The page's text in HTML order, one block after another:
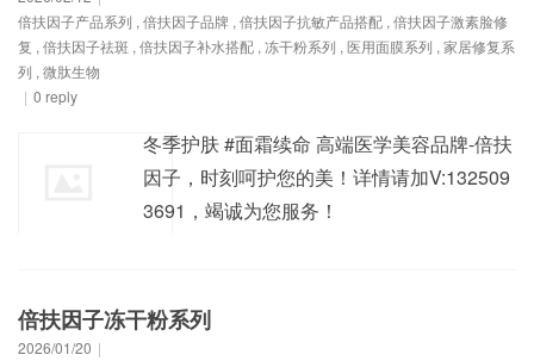
逻辑：通过多肽协同作用，实现“修复-抗炎-
抗氧”...
倍扶因子产品系列 , 倍扶因子品牌 , 倍扶因子抗敏产品搭配 , 倍扶因子激素脸修
复 , 倍扶因子祛斑 , 倍扶因子补水搭配 , 冻干粉系列 , 医用面膜系列 , 家居修复系
列 , 微肽生物
| 0 reply
冬季护肤 #面霜续命 高端医学美容品牌-倍扶
因子，时刻呵护您的美！详情请加V:132509
3691，竭诚为您服务！
倍扶因子冻干粉系列
2026/01/20 |